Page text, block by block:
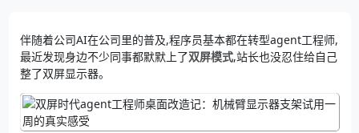
伴随着公司AI在公司里的普及,程序员基本都在转型agent工程师,
最近发现身边不少同事都默默上了双屏模式,站长也没忍住给自己
整了双屏显示器。